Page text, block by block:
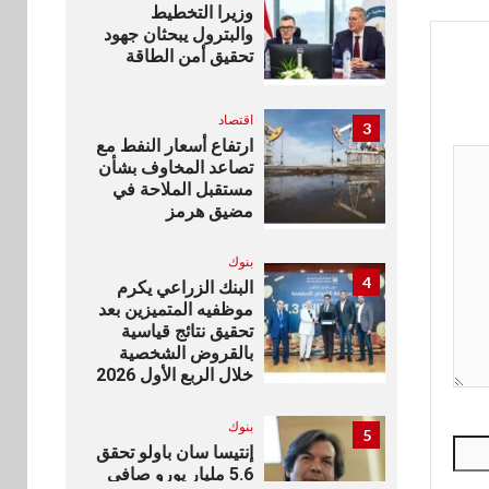
وزيرا التخطيط
والبترول يبحثان جهود
تحقيق أمن الطاقة
3 اقتصاد
ارتفاع أسعار النفط مع
تصاعد المخاوف بشأن
مستقبل الملاحة في
مضيق هرمز
4
بنوك
البنك الزراعي يكرم
موظفيه المتميزين بعد
تحقيق نتائج قياسية
بالقروض الشخصية
خلال الربع الأول 2026
5 بنوك
إنتيسا سان باولو تحقق
5.6 مليار يورو صافي